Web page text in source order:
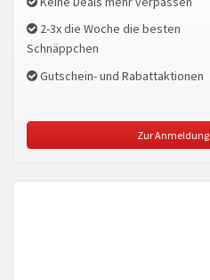
2-3x die Woche die besten
Schnäppchen
Gutschein- und Rabattaktionen
Zur Anmeldung